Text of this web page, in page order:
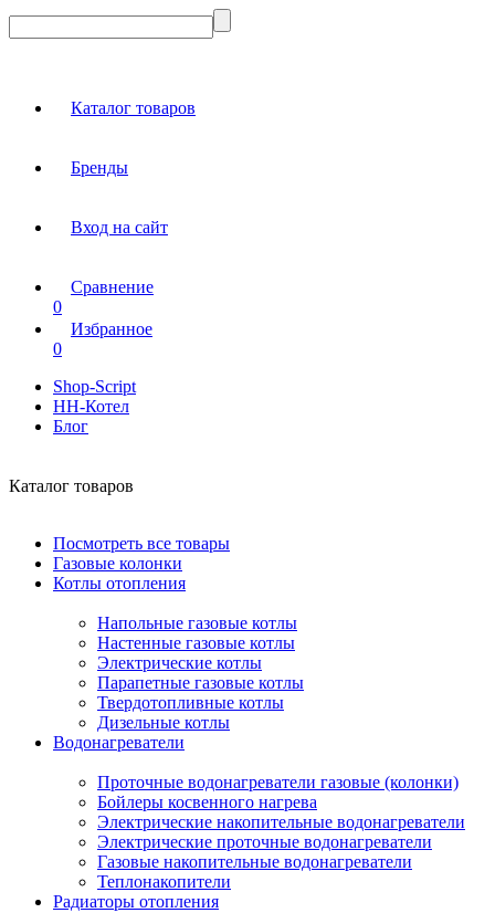
Каталог товаров
Бренды
Вход на сайт
Сравнение
0
Избранное
0
Shop-Script
НН-Котел
Блог
Каталог товаров
Посмотреть все товары
Газовые колонки
Котлы отопления
Напольные газовые котлы
Настенные газовые котлы
Электрические котлы
Парапетные газовые котлы
Твердотопливные котлы
Дизельные котлы
Водонагреватели
Проточные водонагреватели газовые (колонки)
Бойлеры косвенного нагрева
Электрические накопительные водонагреватели
Электрические проточные водонагреватели
Газовые накопительные водонагреватели
Теплонакопители
Радиаторы отопления